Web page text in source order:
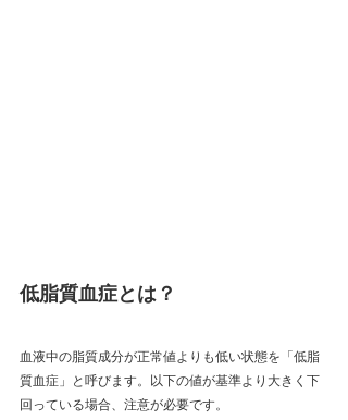
低脂質血症とは？
血液中の脂質成分が正常値よりも低い状態を「低脂
質血症」と呼びます。以下の値が基準より大きく下
回っている場合、注意が必要です。